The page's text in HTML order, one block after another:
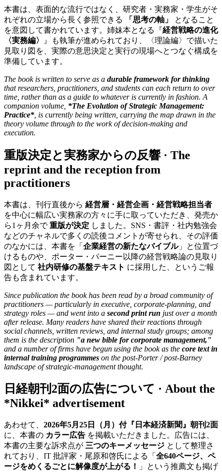
本書は、表面的な流行ではなく、研究者・実務家・学生がそ
れぞれの立場から長く参照できる
「思考の軸」
となること
を意図して書かれています。姉妹本となる『経営戦略の進化
〈実務編〉
』も執筆が進められており、〈理論編〉で描いた
見取り図を、実際の意思決定と実行の現場へとつなぐ構成を
準備しています。
The book is written to serve as a durable framework for thinking
that researchers, practitioners, and students can each return to over
time, rather than as a guide to whatever is currently in fashion. A
companion volume, *The Evolution of Strategic Management:
Practice* , is currently being written, carrying the map drawn in the
theory volume through to the work of decision-making and
execution.
重版決定と実務家からの反響 · The
reprint and the reception from
practitioners
本書は、刊行直後から 経営層・経営企画・経営戦略担当者
を中心に幅広い実務家の方々に手に取っていただき、発売か
ら1ヶ月余で重版が決定 しました。SNS・書評・社内勉強会
などのチャネルで多くの読後コメントが寄せられ、その評価
のなかには、本書を「 企業経営の新たなバイブル」と位置づ
けるものや、ポーター・バーニー以降の経営戦略論の見取り
図として 社内研修の基盤テキスト に採用した、というご報
告も含まれています。
Since publication the book has been read by a broad community of
practitioners — particularly in executive, corporate-planning, and
strategy roles — and went into a second print run just over a month
after release. Many readers have shared their reactions through
social channels, written reviews, and internal study groups; among
them is the description "a new bible for corporate management,"
and a number of firms have begun using the book as the core text in
internal training programmes on the post-Porter / post-Barney
landscape of strategic-management thought.
日経朝刊2面の広告について · About the
*Nikkei* advertisement
あわせて、 2026年5月25日（月）付『日本経済新聞』朝刊2面
に、本書の カラー広告 を掲載いただきました。広告には、
本書の主要な訴求点が 三つのキーメッセージ として整理さ
れており、IT 批評家・尾原和啓氏による「 全640ページ、ペ
ージをめくるごとに解像度が上がる！
」という推薦文も掲げ